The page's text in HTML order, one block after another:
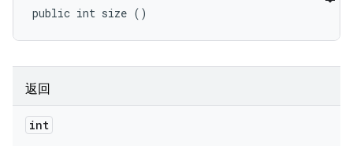
public int size ()
返回
int